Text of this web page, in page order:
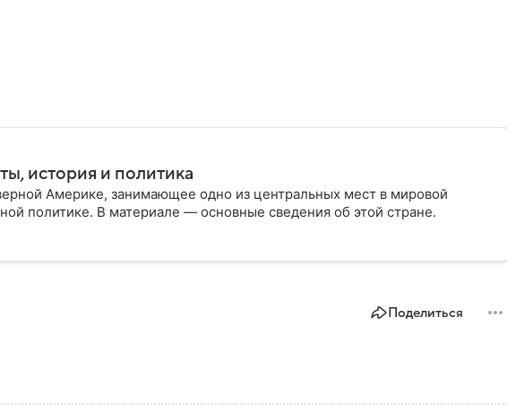
история и политика
Америке, занимающее одно из центральных мест в мировой
политике. В материале — основные сведения об этой стране.
Поделиться